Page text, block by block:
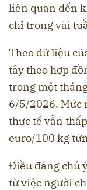
liên quan đến
chỉ trong vài
Theo dữ liệu
tây theo hợp
trong một
6/5/2026. Mức
thực tế vẫn
euro/100 kg
Điều đáng chú
từ việc người